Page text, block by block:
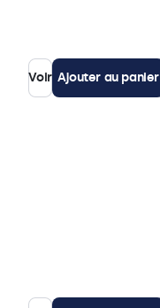
Voir Ajouter au panier